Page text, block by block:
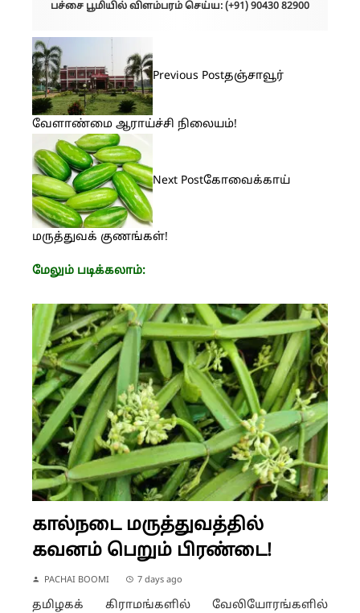
பச்சை பூமியில் விளம்பரம் செய்ய: (+91) 90430 82900
Previous Postதஞ்சாவூர்
வேளாண்மை ஆராய்ச்சி நிலையம்!
Next Postகோவைக்காய்
மருத்துவக் குணங்கள்!
மேலும் படிக்கலாம்:
கால்நடை மருத்துவத்தில்
கவனம் பெறும் பிரண்டை!
PACHAI BOOMI 7 days ago
தமிழகக் கிராமங்களில் வேலியோரங்களில்